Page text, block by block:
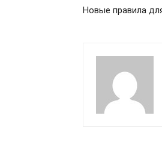
Новые правила